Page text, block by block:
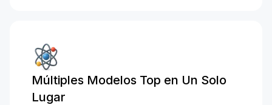
Múltiples Modelos Top en Un Solo
Lugar